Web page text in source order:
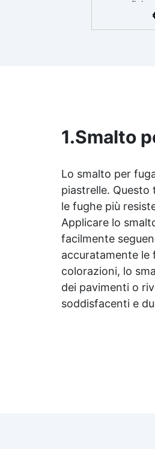
superfici
che
durevole:
pulizia
Conforme
e
1504-2,
1.Smalto
Lo smalto per
piastrelle. Questo
le fughe più
Applicare lo
facilmente
accuratamente le
colorazioni, lo
dei pavimenti o
soddisfacenti e